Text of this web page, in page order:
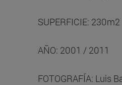
SUPERFICIE: 230m2
AÑO: 2001 / 2011
FOTOGRAFÍA: Luis